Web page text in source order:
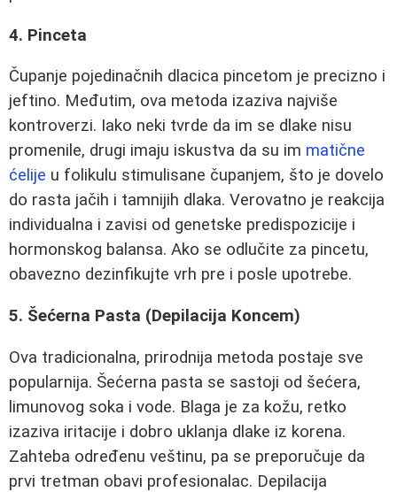
4. Pinceta
Čupanje pojedinačnih dlacica pincetom je precizno i
jeftino. Međutim, ova metoda izaziva najviše
kontroverzi. Iako neki tvrde da im se dlake nisu
promenile, drugi imaju iskustva da su im matične
ćelije u folikulu stimulisane čupanjem, što je dovelo
do rasta jačih i tamnijih dlaka. Verovatno je reakcija
individualna i zavisi od genetske predispozicije i
hormonskog balansa. Ako se odlučite za pincetu,
obavezno dezinfikujte vrh pre i posle upotrebe.
5. Šećerna Pasta (Depilacija Koncem)
Ova tradicionalna, prirodnija metoda postaje sve
popularnija. Šećerna pasta se sastoji od šećera,
limunovog soka i vode. Blaga je za kožu, retko
izaziva iritacije i dobro uklanja dlake iz korena.
Zahteba određenu veštinu, pa se preporučuje da
prvi tretman obavi profesionalac. Depilacija